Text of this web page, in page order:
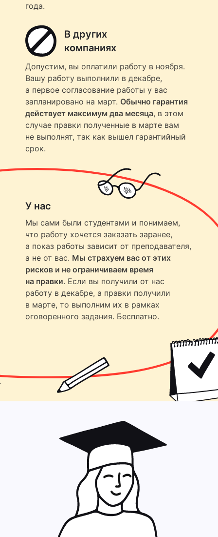
года.
В других
компаниях
Допустим, вы оплатили работу в ноября.
Вашу работу выполнили в декабре,
а первое согласование работы у вас
запланировано на март. Обычно гарантия
действует максимум два месяца, в этом
случае правки полученные в марте вам
не выполнят, так как вышел гарантийный
срок.
У нас
Мы сами были студентами и понимаем,
что работу хочется заказать заранее,
а показ работы зависит от преподавателя,
а не от вас. Мы страхуем вас от этих
рисков и не ограничиваем время
на правки. Если вы получили от нас
работу в декабре, а правки получили
в марте, то выполним их в рамках
оговоренного задания. Бесплатно.